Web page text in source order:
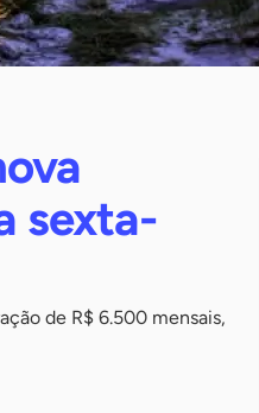
sexta-
de R$ 6.500 mensais,